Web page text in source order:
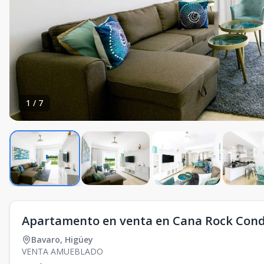
1 / 7
Apartamento en venta en Cana Rock
Bavaro, Higüey
VENTA AMUEBLADO